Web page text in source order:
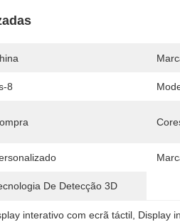
8
De Detecção 3D
interativo com ecrã táctil Display